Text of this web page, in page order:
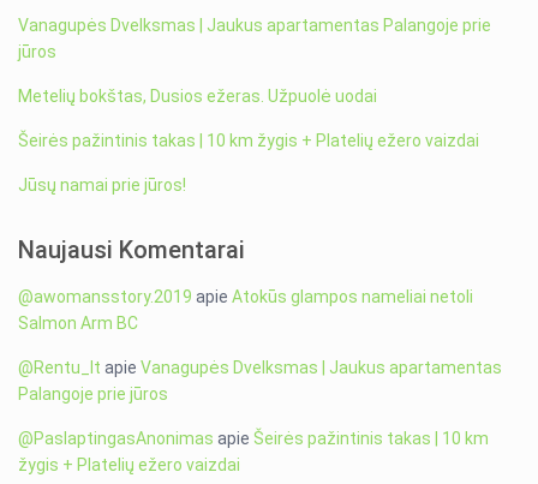
Vanagupės Dvelksmas | Jaukus apartamentas Palangoje prie
jūros
Metelių bokštas, Dusios ežeras. Užpuolė uodai
Šeirės pažintinis takas | 10 km žygis + Platelių ežero vaizdai
Jūsų namai prie jūros!
Naujausi Komentarai
@awomansstory.2019 apieAtokūs glampos nameliai netoli
Salmon Arm BC
@Rentu_lt apieVanagupės Dvelksmas | Jaukus apartamentas
Palangoje prie jūros
@PaslaptingasAnonimas apie Šeirės pažintinis takas | 10 km
žygis + Platelių ežero vaizdai